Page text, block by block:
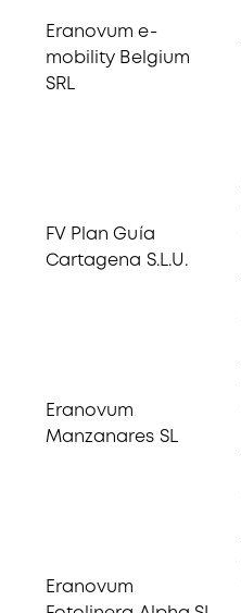
Eranovum e-
mobility Belgium
SRL
FV Plan Guía
Cartagena S.L.U.
Eranovum
Manzanares SL
Eranovum